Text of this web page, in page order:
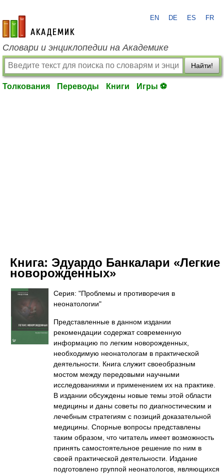
academic.ru
EN DE ES FR
Словари и энциклопедии на Академике
Найти!
Толкования Переводы Книги Игры ⚽
Книга: Эдуардо Банкалари «Легкие
новорожденных»
Серия: "Проблемы и противоречия в
неонатологии"
Представленные в данном издании
рекомендации содержат современную
информацию по легким новорожденных,
необходимую неонатологам в практической
деятельности. Книга служит своеобразным
мостом между передовыми научными
исследованиями и применением их на практике.
В издании обсуждены новые темы этой области
медицины и даны советы по диагностическим и
лечебным стратегиям с позиций доказательной
медицины. Спорные вопросы представлены
таким образом, что читатель имеет возможность
принять самостоятельное решение по ним в
своей практической деятельности. Издание
подготовлено группой неонатологов, являющихся